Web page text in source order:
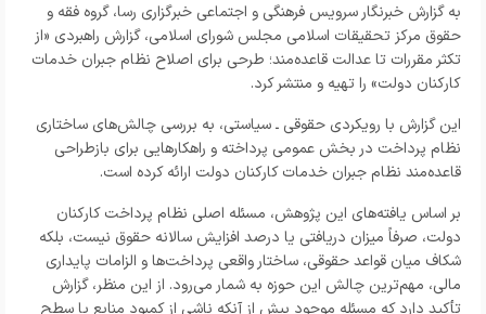
به گزارش خبرنگار سرویس فرهنگی و اجتماعی خبرگزاری رسا، گروه فقه و
حقوق مرکز تحقیقات اسلامی مجلس شورای اسلامی، گزارش راهبردی «از
تکثر مقررات تا عدالت قاعده‌مند؛ طرحی برای اصلاح نظام جبران خدمات
کارکنان دولت» را تهیه و منتشر کرد.
این گزارش با رویکردی حقوقی ـ سیاستی، به بررسی چالش‌های ساختاری
نظام پرداخت در بخش عمومی پرداخته و راهکارهایی برای بازطراحی
قاعده‌مند نظام جبران خدمات کارکنان دولت ارائه کرده است.
بر اساس یافته‌های این پژوهش، مسئله اصلی نظام پرداخت کارکنان
دولت، صرفاً میزان دریافتی یا درصد افزایش سالانه حقوق نیست، بلکه
شکاف میان قواعد حقوقی، ساختار واقعی پرداخت‌ها و الزامات پایداری
مالی، مهم‌ترین چالش این حوزه به شمار می‌رود. از این منظر، گزارش
تأکید دارد که مسئله موجود بیش از آنکه ناشی از کمبود منابع یا سطح